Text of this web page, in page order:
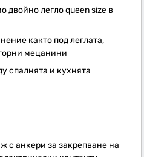
двойно легло queen size в
както под леглата,
мецанини
спалнята и кухнята
с анкери за закрепване на